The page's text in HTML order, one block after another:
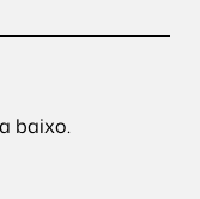
baixo.